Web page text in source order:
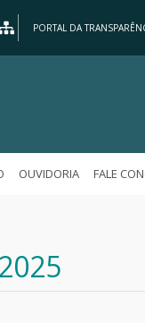
PORTAL DA
OUVIDORIA FALE